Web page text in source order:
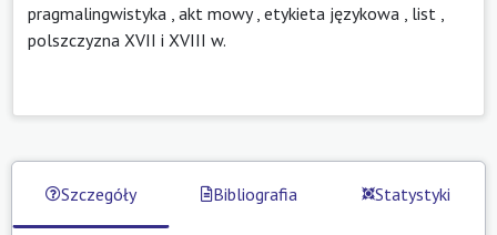
pragmalingwistyka akt mowy, etykieta językowa list
polszczyzna XVII i XVIII w.
Szczegóły Bibliografia Statystyki